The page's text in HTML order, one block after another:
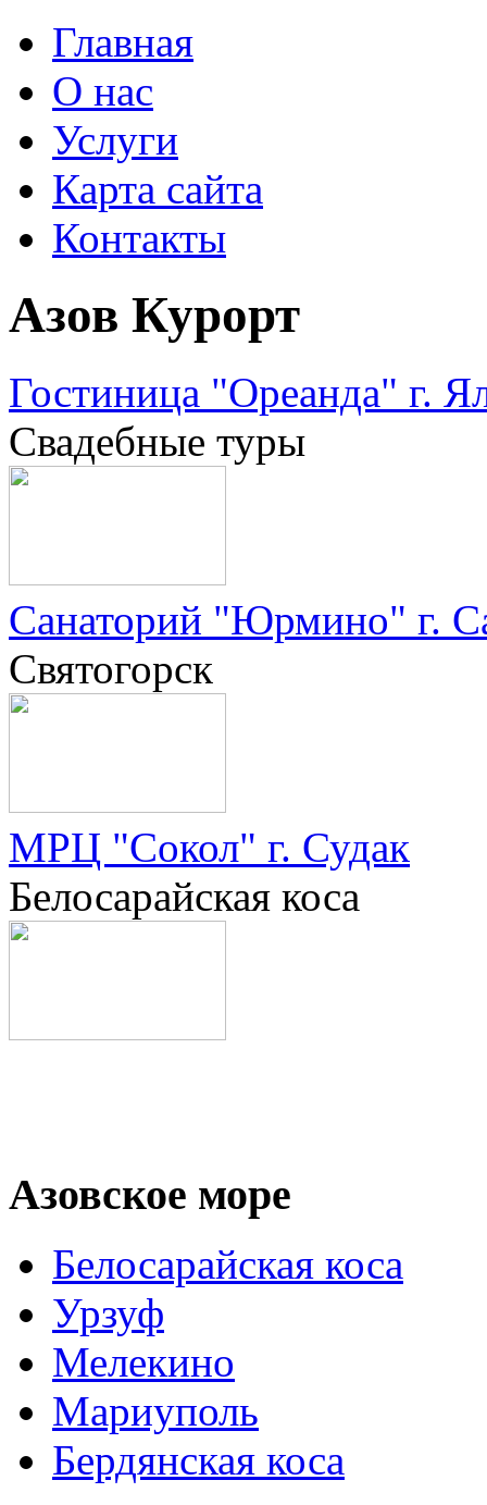
Главная
О нас
Услуги
Карта сайта
Контакты
Азов Курорт
Гостиница "Ореанда" г.
Свадебные туры
Санаторий "Юрмино" г.
Святогорск
МРЦ "Сокол" г. Судак
Белосарайская коса
Азовское море
Белосарайская коса
Урзуф
Мелекино
Мариуполь
Бердянская коса